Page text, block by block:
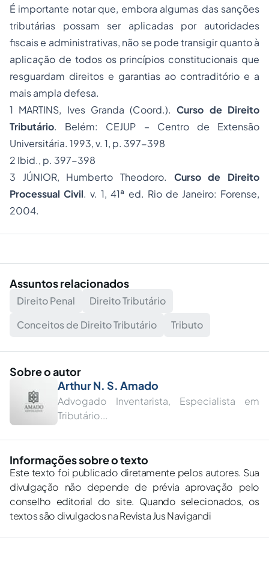
É importante notar que, embora algumas das sanções
tributárias possam ser aplicadas por autoridades
fiscais e administrativas, não se pode transigir quanto à
aplicação de todos os princípios constitucionais que
resguardam direitos e garantias ao contraditório e a
mais ampla defesa.
1 MARTINS, Ives Granda (Coord.).Curso de Direito
Tributário. Belém: CEJUP – Centro de Extensão
Universitária. 1993, v. 1, p. 397-398
2 Ibid., p. 397-398
3 JÚNIOR, Humberto Theodoro. Curso de Direito
Processual Civil. v. 1, 41ª ed. Rio de Janeiro: Forense,
2004.
Assuntos relacionados
Direito Penal
Direito Tributário
Conceitos de Direito Tributário
Tributo
Sobre o autor
Arthur N. S. Amado
Advogado Inventarista, Especialista em
Tributário...
Informações sobre o texto
Este texto foi publicado diretamente pelos autores. Sua
divulgação não depende de prévia aprovação pelo
conselho editorial do site. Quando selecionados, os
textos são divulgados na Revista Jus Navigandi